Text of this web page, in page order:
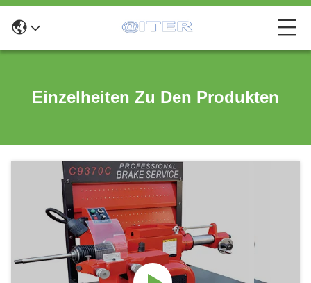
Einzelheiten Zu Den Produkten